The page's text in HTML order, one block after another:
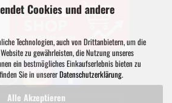
Cookies und andere
Technologien, auch von Drittanbietern, um die
zu gewährleisten, die Nutzung unseres
ein bestmögliches Einkaufserlebnis bieten zu
Sie in unsererDatenschutzerklärung.
Alle Akzeptieren